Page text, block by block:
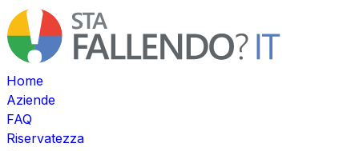
Home
Aziende
FAQ
Riservatezza